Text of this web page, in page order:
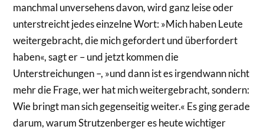
manchmal unversehens davon, wird ganz leise oder
unterstreicht jedes einzelne Wort: »Mich haben Leute
weitergebracht, die mich gefordert und überfordert
haben«, sagt er – und jetzt kommen die
Unterstreichungen –, »und dann ist es irgendwann nicht
mehr die Frage, wer hat mich weitergebracht, sondern:
Wie bringt man sich gegenseitig weiter.« Es ging gerade
darum, warum Strutzenberger es heute wichtiger